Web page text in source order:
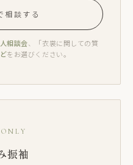
相談する
相談会、「衣裳に関しての質
をお選びください。
振袖